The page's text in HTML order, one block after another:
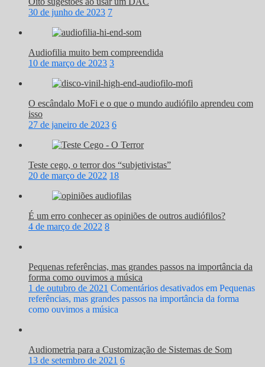
30 de junho de 2023 7
Audiofilia muito bem compreendida
10 de março de 2023 3
O escândalo MoFi e o que o mundo audiófilo aprendeu com
isso
27 de janeiro de 2023 6
Teste cego, o terror dos “subjetivistas”
20 de março de 2022 18
É um erro conhecer as opiniões de outros audiófilos?
4 de março de 2022 8
Pequenas referências, mas grandes passos na importância da
forma como ouvimos a música
1 de outubro de 2021 Comentários desativados em Pequenas
referências, mas grandes passos na importância da forma
como ouvimos a música
Audiometria para a Customização de Sistemas de Som
13 de setembro de 2021 6